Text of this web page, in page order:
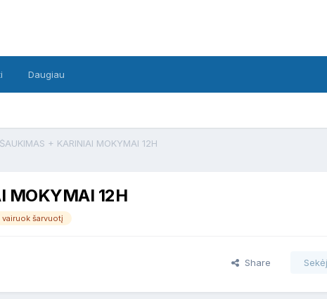
Daugiau
+ KARINIAI MOKYMAI 12H
MOKYMAI 12H
vairuok šarvuotį
Share